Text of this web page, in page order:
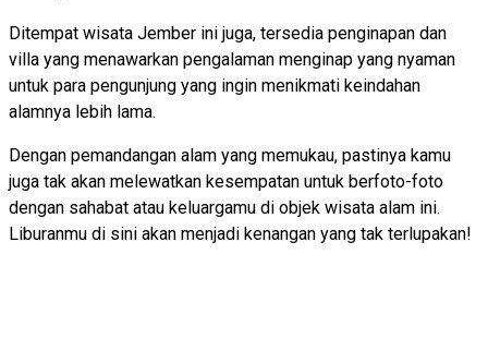
Ditempat wisata Jember ini juga, tersedia penginapan dan
villa yang menawarkan pengalaman menginap yang nyaman
untuk para pengunjung yang ingin menikmati keindahan
alamnya lebih lama.
Dengan pemandangan alam yang memukau, pastinya kamu
juga tak akan melewatkan kesempatan untuk berfoto-foto
dengan sahabat atau keluargamu di objek wisata alam ini.
Liburanmu di sini akan menjadi kenangan yang tak terlupakan!